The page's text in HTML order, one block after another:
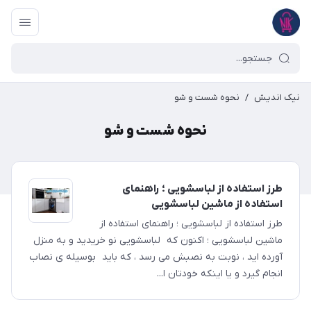
نیک اندیش / نحوه شست و شو
نحوه شست و شو
طرز استفاده از لباسشویی ؛ راهنمای
استفاده از ماشین لباسشویی
طرز استفاده از لباسشویی ؛ راهنمای استفاده از
ماشین لباسشویی ؛ اکنون که لباسشویی نو خریدید و به منزل
آورده اید ، نوبت به نصبش می رسد ، که باید بوسیله ی نصاب
انجام گیرد و یا اینکه خودتان ا...